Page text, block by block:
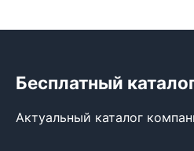
Бесплатный
Актуальный каталог